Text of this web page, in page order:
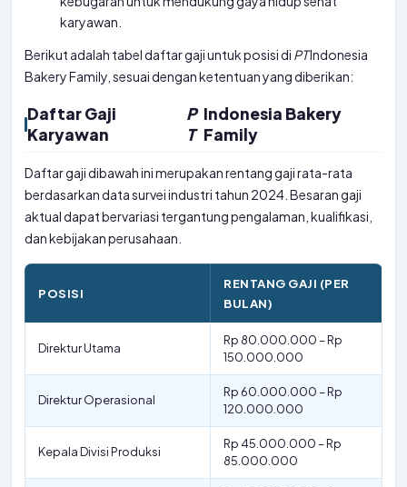
karyawan.
Berikut adalah tabel daftar gaji untuk posisi di PTIndonesia
Bakery Family, sesuai dengan ketentuan yang diberikan:
Daftar Gaji
Karyawan
P
T
Indonesia Bakery
Family
Daftar gaji dibawah ini merupakan rentang gaji rata-rata
berdasarkan data survei industri tahun 2024. Besaran gaji
aktual dapat bervariasi tergantung pengalaman, kualifikasi,
dan kebijakan perusahaan.
POSISI
RENTANG GAJI (PER
BULAN)
Direktur Utama
Rp 80.000.000 – Rp
150.000.000
Direktur Operasional
Rp 60.000.000 – Rp
120.000.000
Kepala Divisi Produksi
Rp 45.000.000 – Rp
85.000.000